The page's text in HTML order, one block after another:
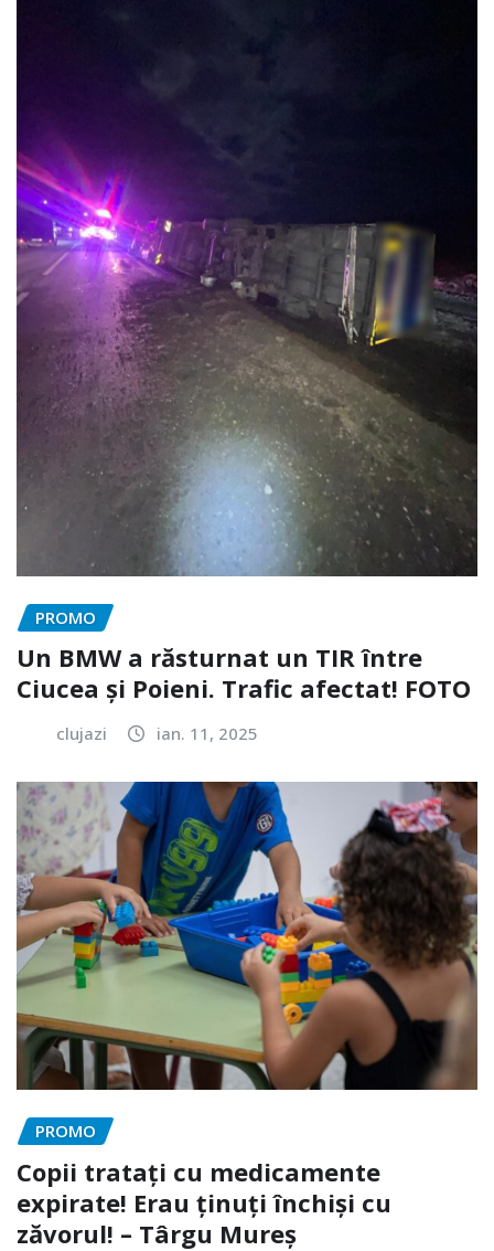
PROMO
Un BMW a răsturnat un TIR între
Ciucea și Poieni. Trafic afectat! FOTO
clujazi ian. 11, 2025
PROMO
Copii tratați cu medicamente
expirate! Erau ținuți închiși cu
zăvorul! – Târgu Mureș